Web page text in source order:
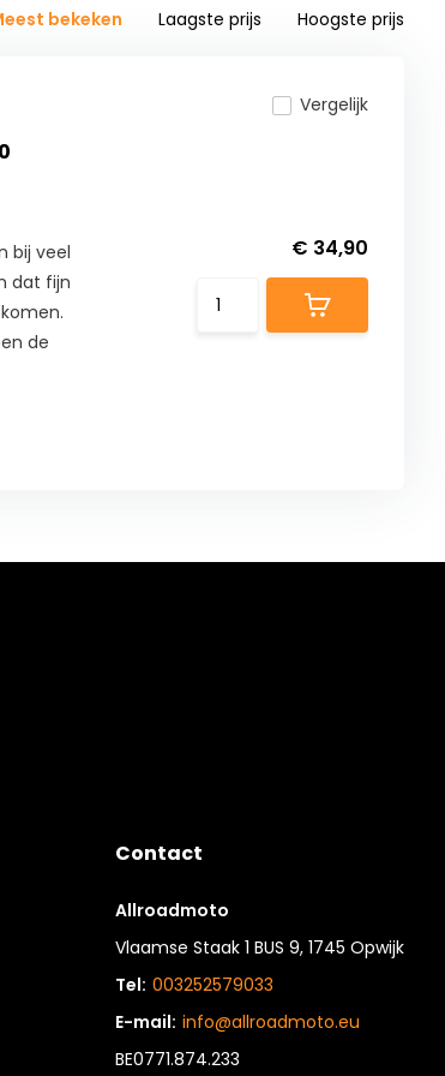
bekeken Laagste prijs Hoogste prijs
bij veel
dat fijn
de
Vergelijk
€ 34,90
Contact
Allroadmoto
Vlaamse Staak 1 BUS 9, 1745 Opwijk
Tel: 003252579033
E-mail: info@allroadmoto.eu
BE0771.874.233